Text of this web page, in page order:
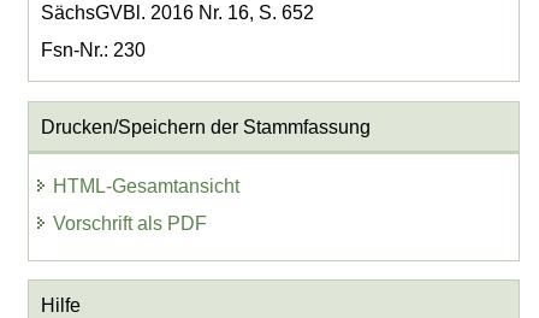
SächsGVBl. 2016 Nr. 16, S. 652
Fsn-Nr.: 230
Drucken/Speichern der Stammfassung
HTML-Gesamtansicht
Vorschrift als PDF
Hilfe